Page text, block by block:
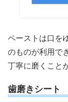
ペーストは口を
のものが利用で
丁寧に磨くこと
歯磨きシート